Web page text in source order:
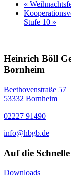
«
Stufe 10 »
Heinrich Böll
Bornheim
Beethovenstraße 57
53332 Bornheim
02227 91490
info@hbgb.de
Auf die Schnelle
Downloads